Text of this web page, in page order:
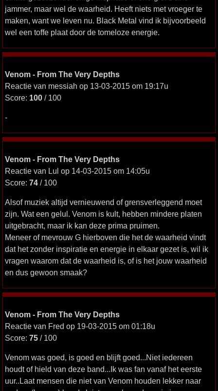
jammer, maar wel de waarheid. Heeft niets met vroeger te
maken, want we leven nu. Black Metal vind ik bijvoorbeeld
wel een toffe plaat door de tomeloze energie.
Venom - From The Very Depths
Reactie van messiah op 13-03-2015 om 19:17u
Score: 100 / 100
-
Venom - From The Very Depths
Reactie van Lul op 14-03-2015 om 14:05u
Score: 74 / 100
Alsof muziek altijd vernieuwend of grensverleggend moet
zijn. Wat een gelul. Venom is kult, hebben mindere platen
uitgebracht, maar ik kan deze prima pruimen.
Meneer of mevrouw G hierboven die het de waarheid vindt
dat het zonder inspiratie en energie in elkaar gezet is, wil ik
vragen waarom dat de waarheid is, of is het jouw waarheid
en dus gewoon smaak?
Venom - From The Very Depths
Reactie van Fred op 19-03-2015 om 01:18u
Score: 75 / 100
Venom was goed, is goed en blijft goed...Niet iedereen
houdt of hield van deze band...Ik was fan vanaf het eerste
uur..Laat mensen die niet van Venom houden lekker naar